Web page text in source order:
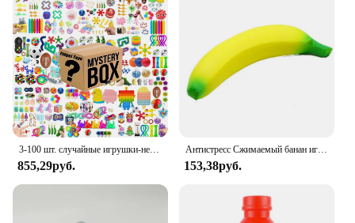
855,29руб.
Антистресс Сжимаемый банан игрушки медленно растет Джамбо Сжимаемый фрукт для сжимания игрушка Смешные снятие стресса уменьшить давление опора
153,38руб.